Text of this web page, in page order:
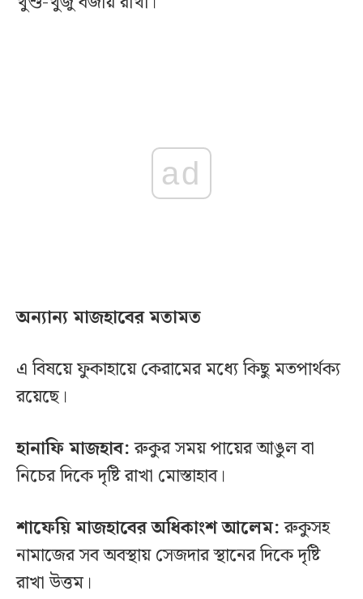
ad
অন্যান্য মাজহাবের মতামত
এ বিষয়ে ফুকাহায়ে কেরামের মধ্যে কিছু মতপার্থক্য
রয়েছে।
হানাফি মাজহাব:রুকুর সময় পায়ের আঙুল বা
নিচের দিকে দৃষ্টি রাখা মোস্তাহাব।
শাফেয়ি মাজহাবের অধিকাংশ আলেম:রুকুসহ
নামাজের সব অবস্থায় সেজদার স্থানের দিকে দৃষ্টি
রাখা উত্তম।